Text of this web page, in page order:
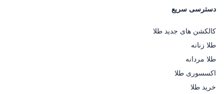
دسترسی سریع
کالکشن های جدید طلا
طلا زنانه
طلا مردانه
اکسسوری طلا
خرید طلا